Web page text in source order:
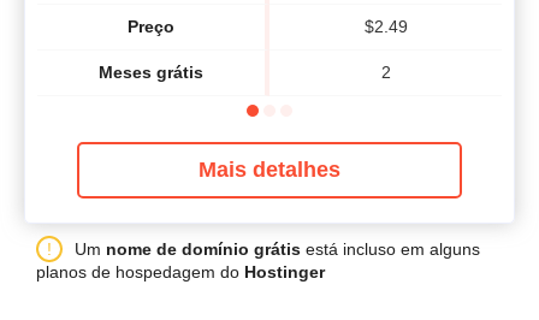
Preço
Meses grátis
$2.49
2
Mais detalhes
Um nome de domínio grátis está incluso em alguns
planos de hospedagem do Hostinger